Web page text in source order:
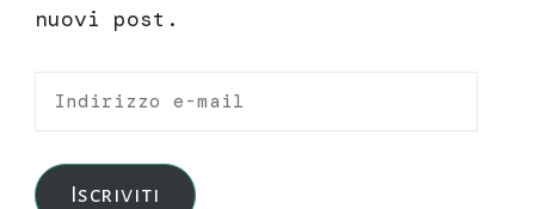
nuovi post.
Indirizzo
mail
Iscriviti